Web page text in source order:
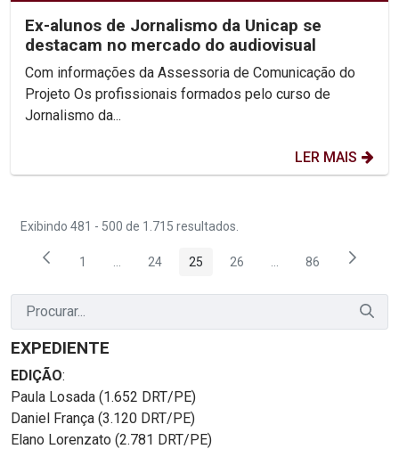
Ex-alunos de Jornalismo da Unicap se
destacam no mercado do audiovisual
Com informações da Assessoria de Comunicação do
Projeto Os profissionais formados pelo curso de
Jornalismo da...
LER MAIS
Exibindo 481 - 500 de 1.715 resultados.
Página
1 Páginas intermediárias Usar ABA para navegar.
Página
24 Página
25 Página
26 PáginasPágina
86
EXPEDIENTE
EDIÇÃO:
Paula Losada (1.652 DRT/PE)
Daniel França (3.120 DRT/PE)
Elano Lorenzato (2.781 DRT/PE)